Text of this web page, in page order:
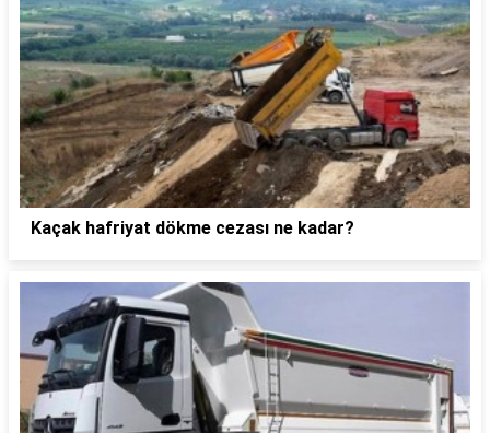
Kaçak hafriyat dökme cezası ne kadar?